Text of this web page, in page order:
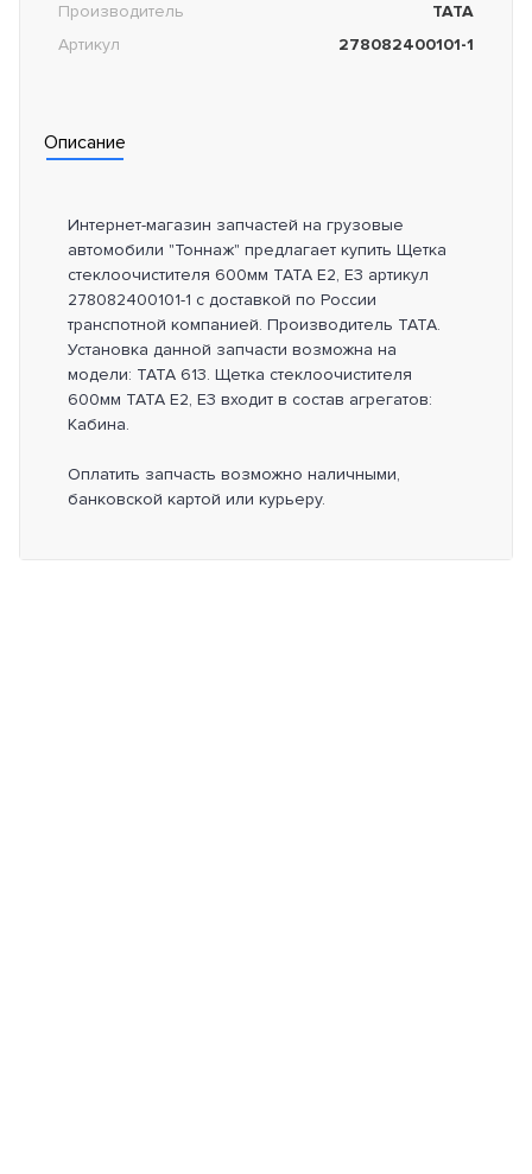
Производитель
TATA
Артикул
278082400101-1
Описание
Интернет-магазин запчастей на грузовые
автомобили "Тоннаж" предлагает купить Щетка
стеклоочистителя 600мм TATA E2, E3 артикул
278082400101-1 с доставкой по России
транспотной компанией. Производитель TATA.
Установка данной запчасти возможна на
модели: TATA 613. Щетка стеклоочистителя
600мм TATA E2, E3 входит в состав агрегатов:
Кабина.
Оплатить запчасть возможно наличными,
банковской картой или курьеру.